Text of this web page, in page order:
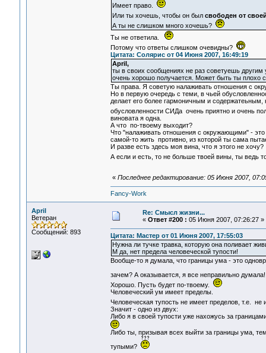
Имеет право.
Или ты хочешь, чтобы он был свободен от
А ты не слишком много хочешь?
Ты не ответила.
Потому что ответы слишком очевидны?
Цитата: Солярис от 04 Июня 2007, 16:49:19
April,
ты в своих сообщениях не раз советуешь
очень хорошо получается. Может быть ты плохо
Ты права. Я советую налаживать отношения с
Но в первую очередь с теми, в чьей
делает его более гармоничным и
обусловленности СИДа очень приятно и очень
виновата я одна.
А что по-твоему выходит?
Что "налаживать отношения с окружающими" - это
самой-то жить противно, из которой ты сама
И разве есть здесь моя вина, что я этого не хочу?
А если и есть, то не больше твоей вины, ты ведь
« Последнее редактирование: 05 Июня 2007,
Fancy-Work
April
Ветеран
Сообщений: 893
Re: Смысл жизни...
« Ответ #200 : 05 Июня 2007, 07:26:27 »
Цитата: Мастер от 01 Июня 2007, 17:55:03
Нужна ли тучке травка, которую она поливает
М да, нет предела человеческой тупости!
Вообще-то я думала, что границы ума - это
зачем? А оказывается, я все неправильно
Хорошо. Пусть будет по-твоему.
Человеческий ум имеет пределы.
Человеческая тупость не имеет пределов, т.е.
Значит - одно из двух:
Либо я в своей тупости уже нахожусь за
Либо ты, призывая всех выйти за границы ума,
тупыми?